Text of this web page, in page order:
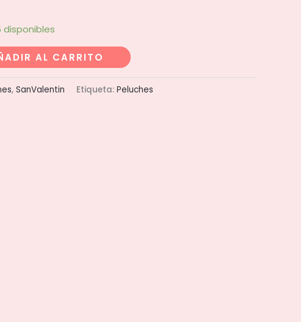
disponibles
AL CARRITO
, SanValentin Etiqueta: Peluches